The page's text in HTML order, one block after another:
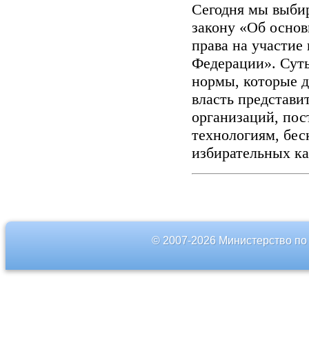
Сегодня мы
закону «Об
права на
Федерации».
нормы, которые
власть
организаций,
технологиям,
избирательных
© 2007-2026 Министерство